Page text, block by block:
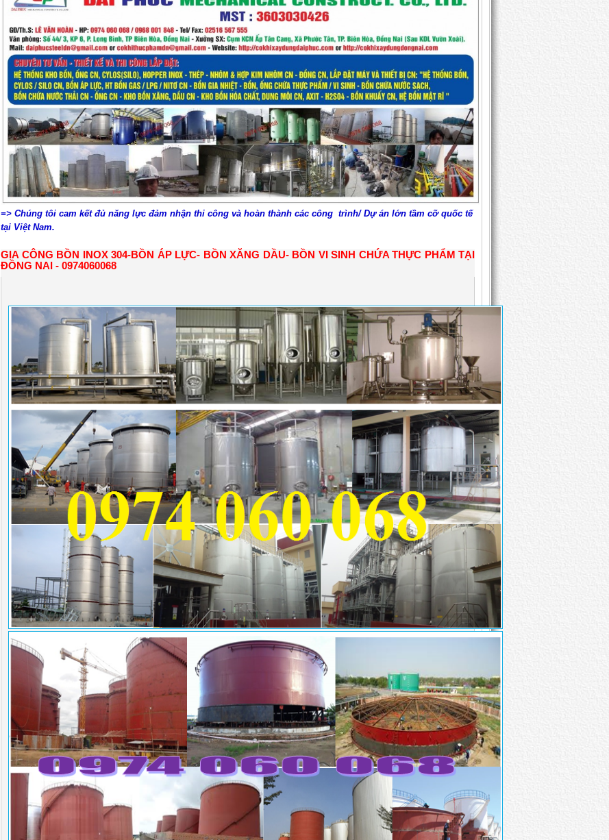
=> Chúng tôi cam kết đủ năng lực đảm nhận thi công và hoàn thành các công trình/ Dự án lớn tầm cỡ quốc tế
tại Việt Nam.
GIA CÔNG BỒN INOX 304-BỒN ÁP LỰC- BỒN XĂNG DẦU- BỒN VI SINH CHỨA THỰC PHẨM TẠI
ĐỒNG NAI - 0974060068